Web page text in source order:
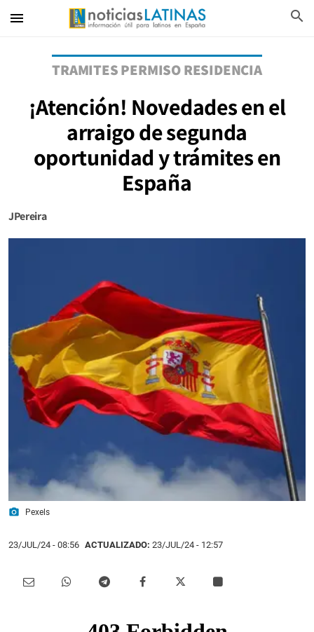
menu search
TRAMITES PERMISO RESIDENCIA
¡Atención! Novedades en el
arraigo de segunda
oportunidad y trámites en
España
JPereira
photo_camera Pexels
23/JUL/24 - 08:56 ACTUALIZADO: 23/JUL/24 - 12:57